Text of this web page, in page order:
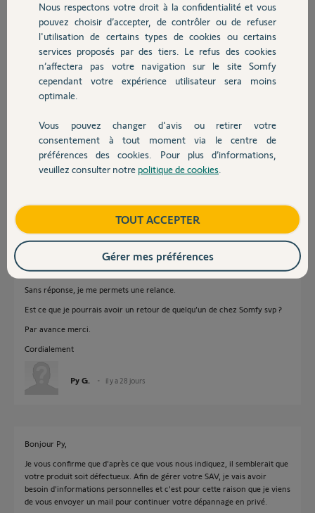
Chauffage
Autres produits
Devis avec un pro
Contact
C’est la troisième fois que je rencontre un problème avec ce modèle
de caméra alors que je suis pleinement satisfait de tous les autres
appareil Somfy que je possède (Security / volets / thermostat …)
Ai-je vraiment pas de chance ou il y a de vrai problèmes connu avec
ce modèle svp ?
Que me proposez vous pour répondre à mon problème svp ?
Merci,
Py G.
il y a environ un mois
Réponses
Bonjour,
Sans réponse, je me permets une relance.
Est ce que je pourrais avoir un retour de quelqu’un de chez Somfy svp ?
Par avance merci.
Cordialement
Py G. il y a 28 jours
Bonjour Py,
Je vous confirme que d'après ce que vous nous indiquez, il semblerait que
votre produit soit défectueux. Afin de gérer votre SAV, je vais avoir
besoin d'informations personnelles et c'est pour cette raison que je viens
de vous envoyer un mail pour continuer votre dépannage en privé.
Nous respectons votre droit à la confidentialité et vous
pouvez choisir d’accepter, de contrôler ou de refuser
l'utilisation de certains types de cookies ou certains
services proposés par des tiers. Le refus des cookies
n’affectera pas votre navigation sur le site Somfy
cependant votre expérience utilisateur sera moins
optimale.
Vous pouvez changer d'avis ou retirer votre
consentement à tout moment via le centre de
préférences des cookies. Pour plus d’informations,
veuillez consulter notre politique de cookies
TOUT ACCEPTER
Gérer mes préférences